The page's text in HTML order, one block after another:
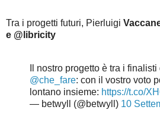
Tra i progetti futuri, Pierluigi
e @libricity
Il nostro progetto è tra i
@che_fare: con il vostro voto
lontano insieme: https://t.co/
— betwyll (@betwyll) 10